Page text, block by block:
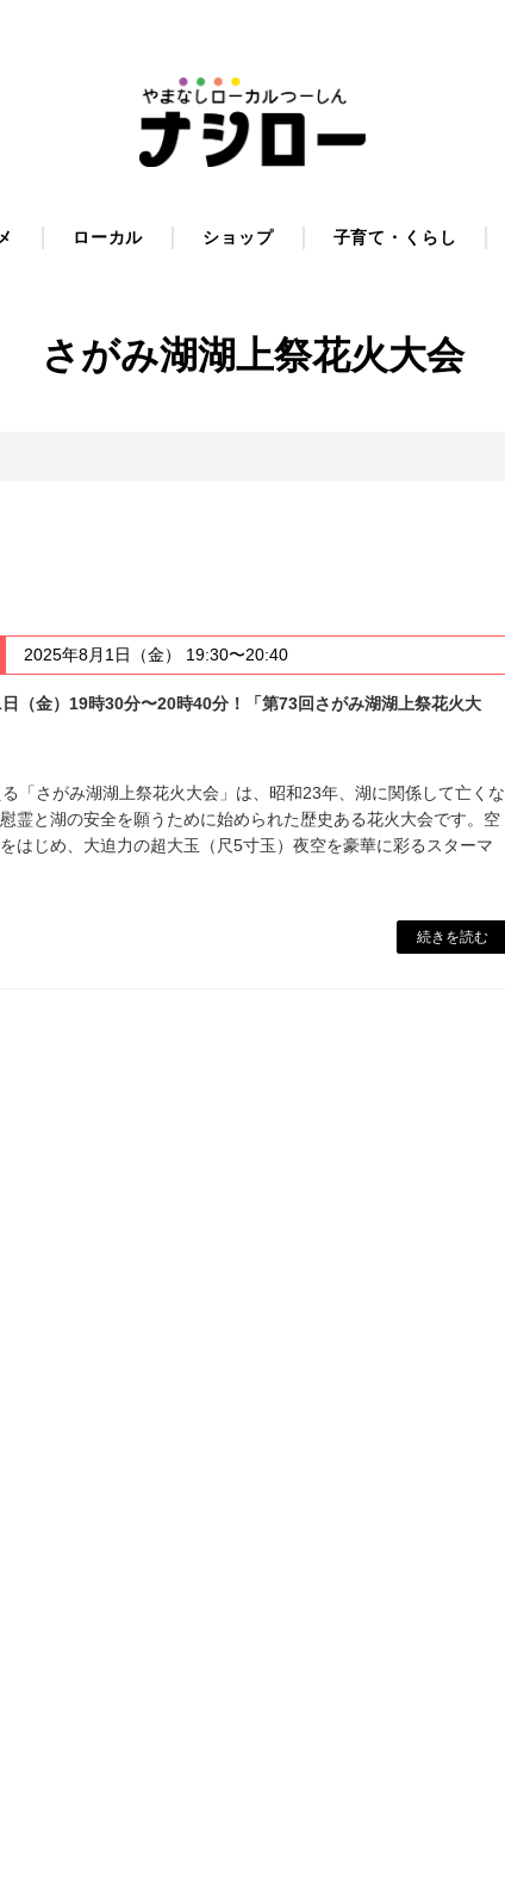
ローカル ショップ 子育て・くらし
さがみ湖湖上祭花火大会
2025年8月1日（金） 19:30〜20:40
日（金）19時30分〜20時40分！「第73回さがみ湖湖上祭花火大
「さがみ湖湖上祭花火大会」は、昭和23年、湖に関係して亡くな
霊と湖の安全を願うために始められた歴史ある花火大会です。空
はじめ、大迫力の超大玉（尺5寸玉）夜空を豪華に彩るスターマ
続きを読む